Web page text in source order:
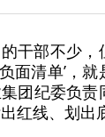
干部不少
面清单’，
团纪委负
红线、划出